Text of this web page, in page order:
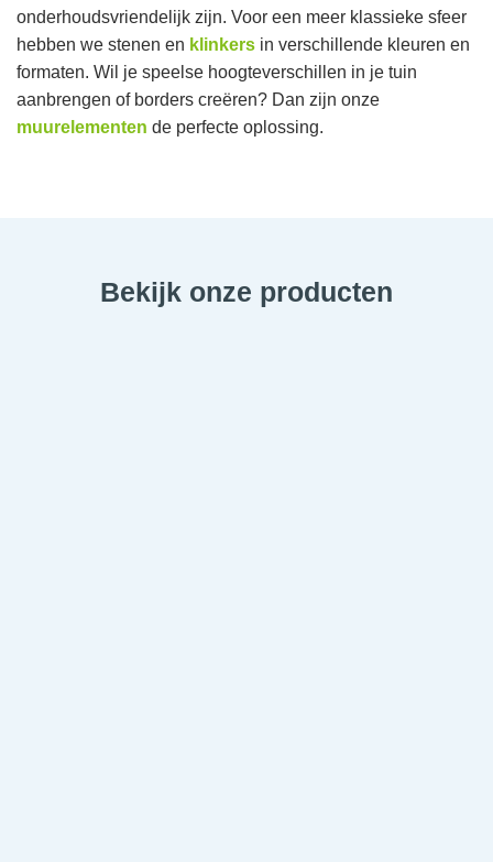
onderhoudsvriendelijk zijn. Voor een meer klassieke sfeer
hebben we stenen en klinkers in verschillende kleuren en
formaten. Wil je speelse hoogteverschillen in je tuin
aanbrengen of borders creëren? Dan zijn onze
muurelementen de perfecte oplossing.
Bekijk onze producten